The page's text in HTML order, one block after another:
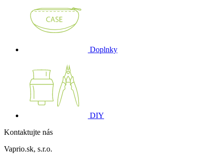
Doplnky
DIY
Kontaktujte nás
Vaprio.sk, s.r.o.